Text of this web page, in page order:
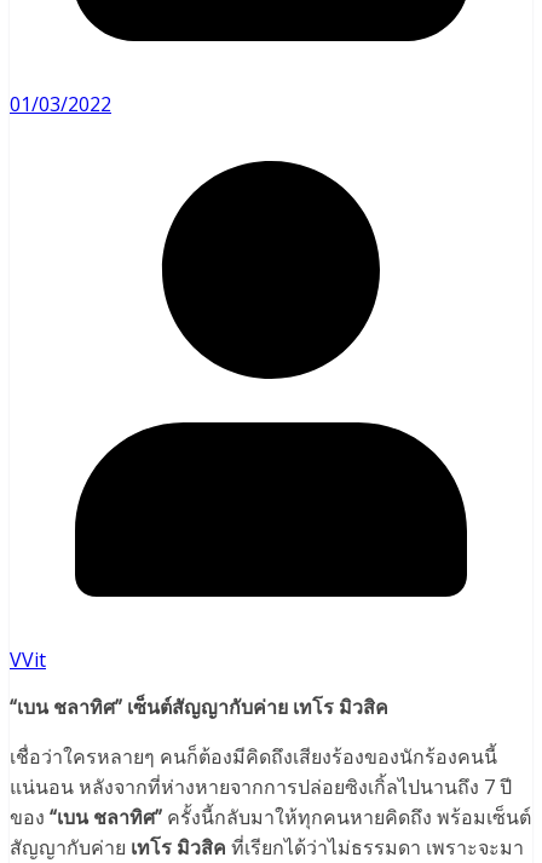
01/03/2022
VVit
“เบน ชลาทิศ” เซ็นต์สัญญากับค่าย เทโร มิวสิค
เชื่อว่าใครหลายๆ คนก็ต้องมีคิดถึงเสียงร้องของนักร้องคนนี้
แน่นอน หลังจากที่ห่างหายจากการปล่อยซิงเกิ้ลไปนานถึง 7 ปี
ของ “เบน ชลาทิศ” ครั้งนี้กลับมาให้ทุกคนหายคิดถึง พร้อมเซ็นต์
สัญญากับค่าย เทโร มิวสิค ที่เรียกได้ว่าไม่ธรรมดา เพราะจะมา